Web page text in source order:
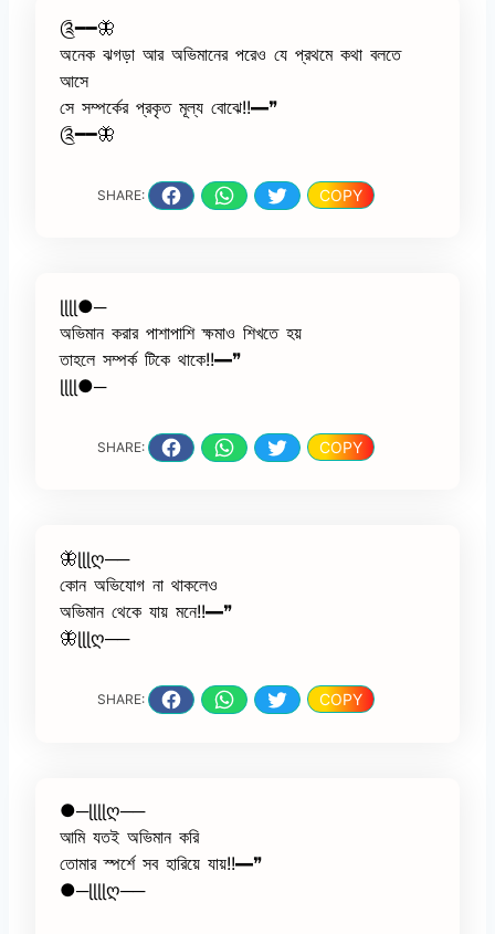
༊━━🦋
অনেক ঝগড়া আর অভিমানের পরেও যে প্রথমে কথা বলতে
আসে
সে সম্পর্কের প্রকৃত মূল্য বোঝে!!━❞
༊━━🦋
SHARE: COPY
ɭɭɭɭ●─
অভিমান করার পাশাপাশি ক্ষমাও শিখতে হয়
তাহলে সম্পর্ক টিকে থাকে!!━❞
ɭɭɭɭ●─
SHARE: COPY
🦋ɭɭɭღ──
কোন অভিযোগ না থাকলেও
অভিমান থেকে যায় মনে!!━❞
🦋ɭɭɭღ──
SHARE: COPY
●─ɭɭɭɭღ──
আমি যতই অভিমান করি
তোমার স্পর্শে সব হারিয়ে যায়!!━❞
●─ɭɭɭɭღ──